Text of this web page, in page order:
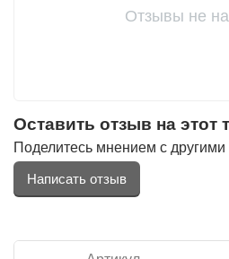
Отзывы не
Оставить отзыв на этот
Поделитесь мнением с другими
Написать отзыв